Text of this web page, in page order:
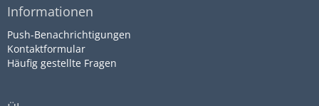
Informationen
Push-Benachrichtigungen
Kontaktformular
Häufig gestellte Fragen